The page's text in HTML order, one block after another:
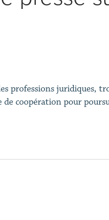
professions juridiques,
coopération pour